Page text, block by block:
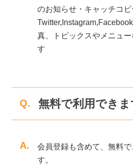
のお知らせ・キャッチコピ
真、トピックスやメニュ
す
Q. 無料で利用できま
A.
会員登録も含めて、無料
す。